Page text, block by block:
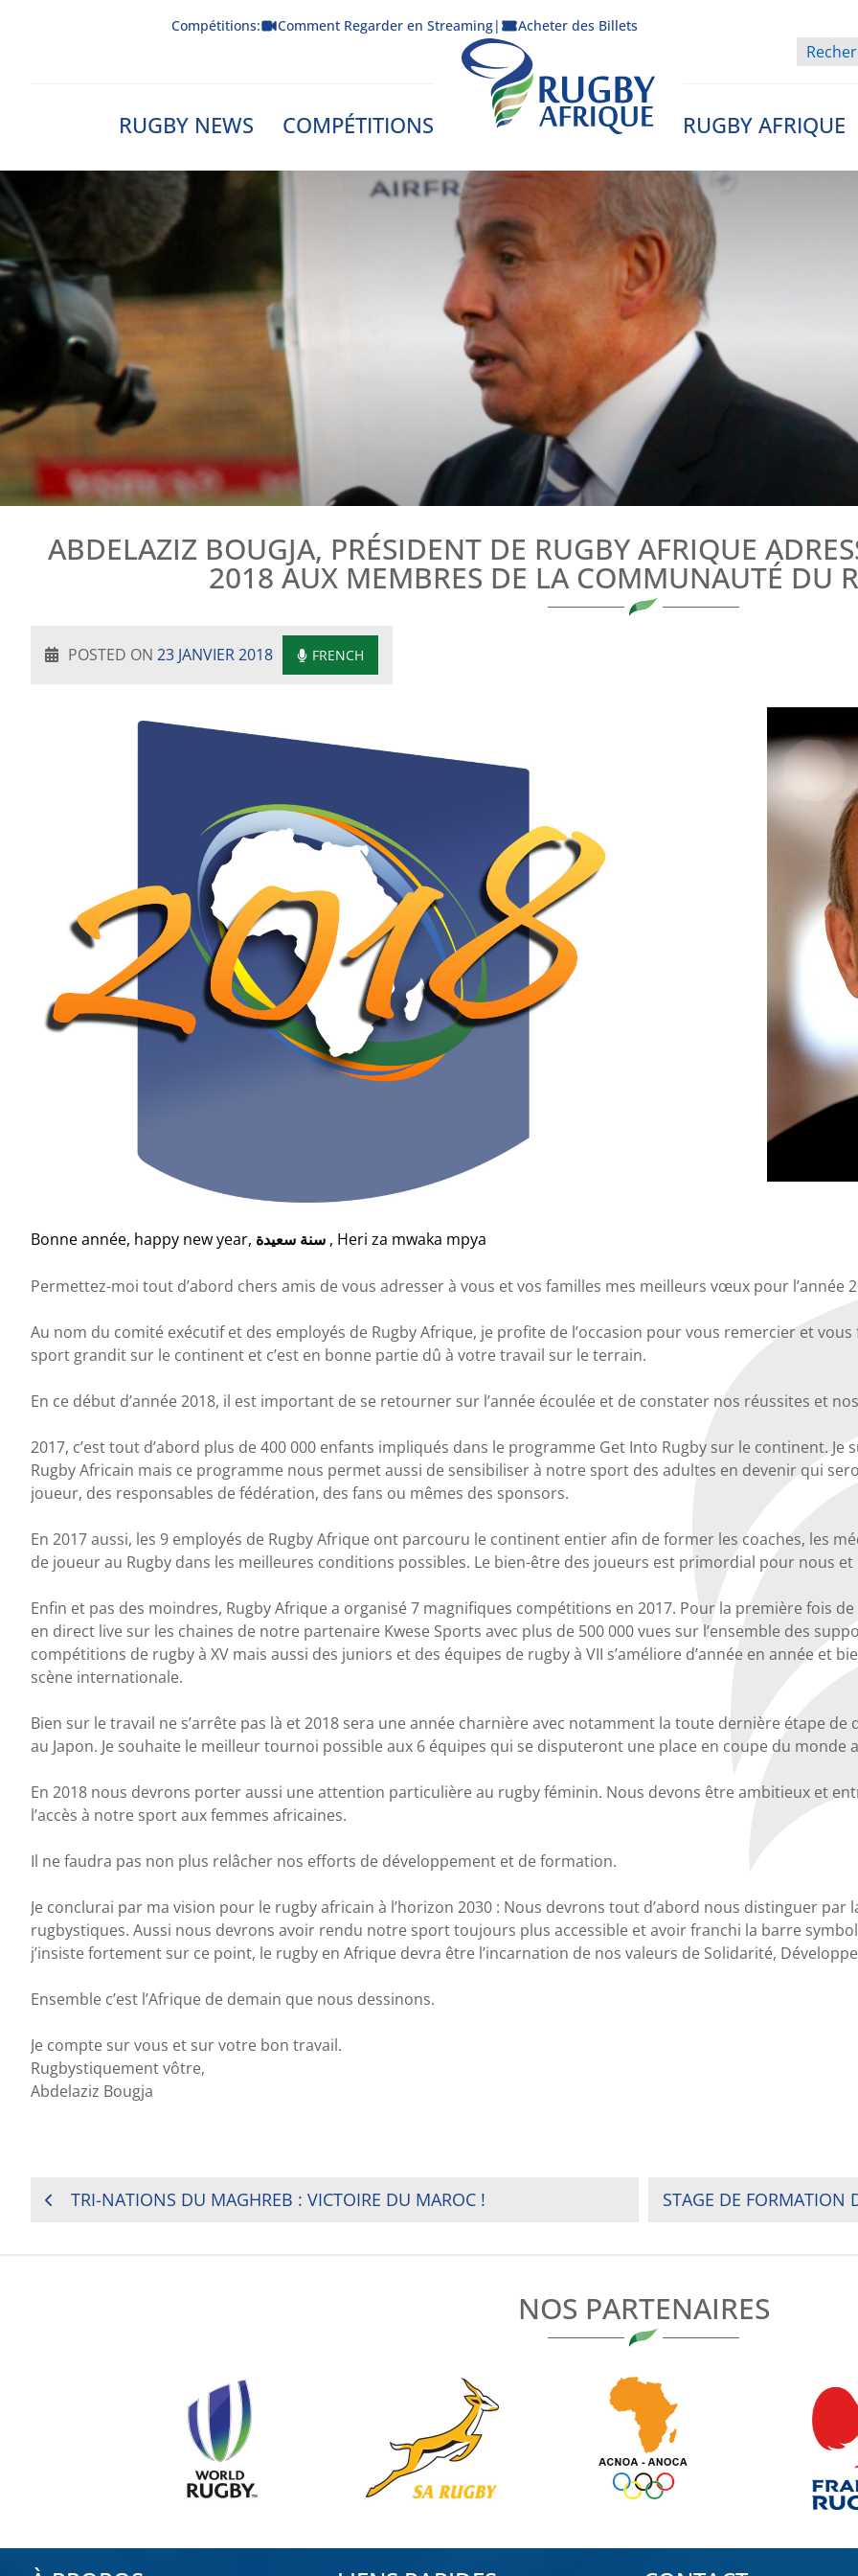
Compétitions: Comment Regarder en Streaming| Acheter des Billets
RUGBY NEWS COMPÉTITIONS
Rugby Afrique
RUGBY AFRIQUE
ABDELAZIZ BOUGJA, PRÉSIDENT DE RUGBY AFRIQUE
2018 AUX MEMBRES DE LA COMMUNAUTÉ DU
POSTED ON 23 JANVIER 2018 FRENCH
Bonne année, happy new year, , Heri za mwaka mpya
Permettez-moi tout d’abord chers amis de vous adresser à vous et vos familles mes meilleurs vœux pour l’année
Au nom du comité exécutif et des employés de Rugby Afrique, je profite de l’occasion pour vous remercier et
sport grandit sur le continent et c’est en bonne partie dû à votre travail sur le terrain.
En ce début d’année 2018, il est important de se retourner sur l’année écoulée et de constater nos réussites et
2017, c’est tout d’abord plus de 400 000 enfants impliqués dans le programme Get Into Rugby sur le continent.
Rugby Africain mais ce programme nous permet aussi de sensibiliser à notre sport des adultes en devenir qui
joueur, des responsables de fédération, des fans ou mêmes des sponsors.
En 2017 aussi, les 9 employés de Rugby Afrique ont parcouru le continent entier afin de former les coaches, les
de joueur au Rugby dans les meilleures conditions possibles. Le bien-être des joueurs est primordial pour nous
Enfin et pas des moindres, Rugby Afrique a organisé 7 magnifiques compétitions en 2017. Pour la première fois
en direct live sur les chaines de notre partenaire Kwese Sports avec plus de 500 000 vues sur l’ensemble des
compétitions de rugby à XV mais aussi des juniors et des équipes de rugby à VII s’améliore d’année en année et
scène internationale.
Bien sur le travail ne s’arrête pas là et 2018 sera une année charnière avec notamment la toute dernière étape
au Japon. Je souhaite le meilleur tournoi possible aux 6 équipes qui se disputeront une place en coupe du monde
En 2018 nous devrons porter aussi une attention particulière au rugby féminin. Nous devons être ambitieux et
l’accès à notre sport aux femmes africaines.
Il ne faudra pas non plus relâcher nos efforts de développement et de formation.
Je conclurai par ma vision pour le rugby africain à l’horizon 2030 : Nous devrons tout d’abord nous distinguer
rugbystiques. Aussi nous devrons avoir rendu notre sport toujours plus accessible et avoir franchi la barre
j’insiste fortement sur ce point, le rugby en Afrique devra être l’incarnation de nos valeurs de Solidarité,
Ensemble c’est l’Afrique de demain que nous dessinons.
Je compte sur vous et sur votre bon travail.
Rugbystiquement vôtre,
Abdelaziz Bougja
NAVIGATION
TRI-NATIONS DU MAGHREB : VICTOIRE DU MAROC ! STAGE DE FORMATION
NOS PARTENAIRES